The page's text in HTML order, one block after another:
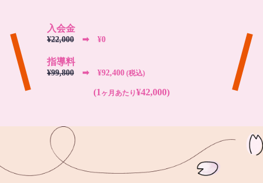
入会金
¥22,000 ➡︎ ¥0
指導料
¥99,800 ➡︎ ¥92,400 (税込)
(1 ヶ月あたり¥42,000)